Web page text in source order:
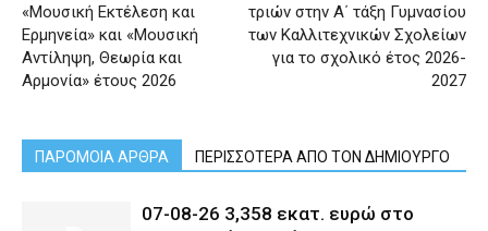
«Μουσική Εκτέλεση και
Ερμηνεία» και «Μουσική
Αντίληψη, Θεωρία και
Αρμονία» έτους 2026
τριών στην Α΄ τάξη Γυμνασίου
των Καλλιτεχνικών Σχολείων
για το σχολικό έτος 2026-
2027
ΠΑΡΟΜΟΙΑ ΑΡΘΡΑ ΠΕΡΙΣΣΟΤΕΡΑ ΑΠΟ ΤΟΝ ΔΗΜΙΟΥΡΓΟ
07-08-26 3,358 εκατ. ευρώ στο